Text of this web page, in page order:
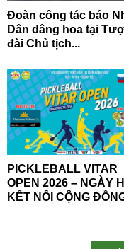
Đoàn công tác báo
Dân dâng hoa tại
đài Chủ tịch...
PICKLEBALL VITAR
OPEN 2026 – NGÀY
KẾT NỐI CỘNG